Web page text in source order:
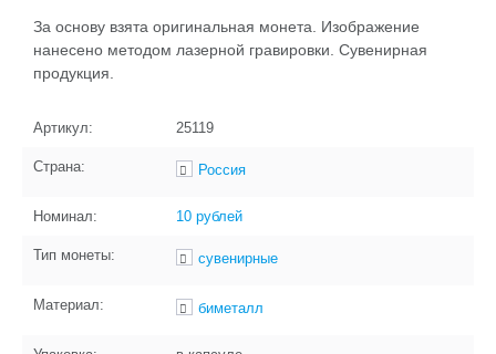
За основу взята оригинальная монета. Изображение
нанесено методом лазерной гравировки. Сувенирная
продукция.
Артикул: 25119
Страна: Россия
Номинал: 10 рублей
Тип монеты: сувенирные
Материал: биметалл